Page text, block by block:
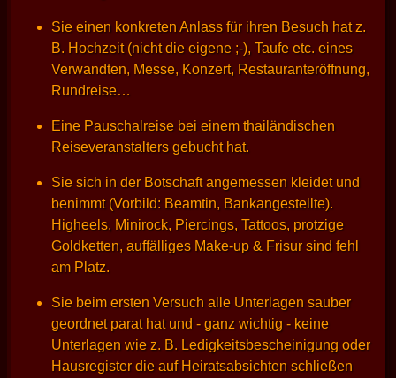
Sie einen konkreten Anlass für ihren Besuch hat z.
B. Hochzeit (nicht die eigene ;-), Taufe etc. eines
Verwandten, Messe, Konzert, Restauranteröffnung,
Rundreise…
Eine Pauschalreise bei einem thailändischen
Reiseveranstalters gebucht hat.
Sie sich in der Botschaft angemessen kleidet und
benimmt (Vorbild: Beamtin, Bankangestellte).
Higheels, Minirock, Piercings, Tattoos, protzige
Goldketten, auffälliges Make-up & Frisur sind fehl
am Platz.
Sie beim ersten Versuch alle Unterlagen sauber
geordnet parat hat und - ganz wichtig - keine
Unterlagen wie z. B. Ledigkeitsbescheinigung oder
Hausregister die auf Heiratsabsichten schließen